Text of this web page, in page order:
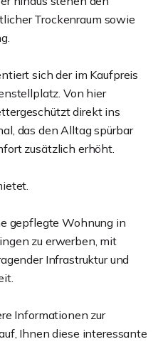
Trockenraum sowie
sich der im Kaufpreis
Von hier
direkt ins
das den Alltag spürbar
zusätzlich erhöht.
gepflegte Wohnung in
zu erwerben, mit
Infrastruktur und
Informationen zur
Ihnen diese interessante